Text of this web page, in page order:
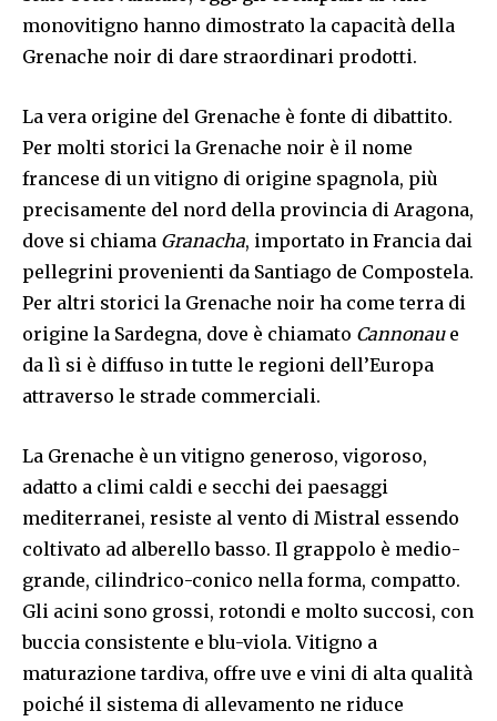
monovitigno hanno dimostrato la capacità della
Grenache noir di dare straordinari prodotti.
La vera origine del Grenache è fonte di dibattito.
Per molti storici la Grenache noir è il nome
francese di un vitigno di origine spagnola, più
precisamente del nord della provincia di Aragona,
dove si chiama Granacha, importato in Francia dai
pellegrini provenienti da Santiago de Compostela.
Per altri storici la Grenache noir ha come terra di
origine la Sardegna, dove è chiamato Cannonaue
da lì si è diffuso in tutte le regioni dell’Europa
attraverso le strade commerciali.
La Grenache è un vitigno generoso, vigoroso,
adatto a climi caldi e secchi dei paesaggi
mediterranei, resiste al vento di Mistral essendo
coltivato ad alberello basso. Il grappolo è medio-
grande, cilindrico-conico nella forma, compatto.
Gli acini sono grossi, rotondi e molto succosi, con
buccia consistente e blu-viola. Vitigno a
maturazione tardiva, offre uve e vini di alta qualità
poiché il sistema di allevamento ne riduce